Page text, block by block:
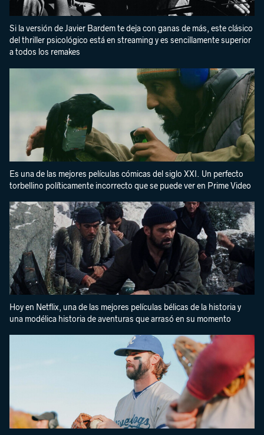
Si la versión de Javier Bardem te deja con ganas de más, este clásico
del thriller psicológico está en streaming y es sencillamente superior
a todos los remakes
Es una de las mejores películas cómicas del siglo XXI. Un perfecto
torbellino políticamente incorrecto que se puede ver en Prime Video
Hoy en Netflix, una de las mejores películas bélicas de la historia y
una modélica historia de aventuras que arrasó en su momento